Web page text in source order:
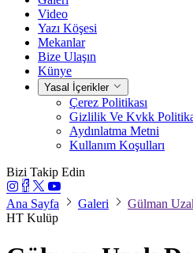
Video
Yazı Köşesi
Mekanlar
Bize Ulaşın
Künye
Yasal İçerikler
Çerez Politikası
Gizlilik Ve Kvkk
Aydınlatma Metni
Kullanım Koşulları
Bizi Takip Edin
Ana Sayfa Galeri
Gülman
HT Kulüp